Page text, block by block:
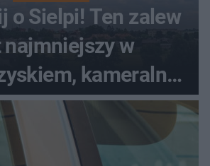
o Sielpi! Ten zalew
najmniejszy w
kameralny i
tłumów